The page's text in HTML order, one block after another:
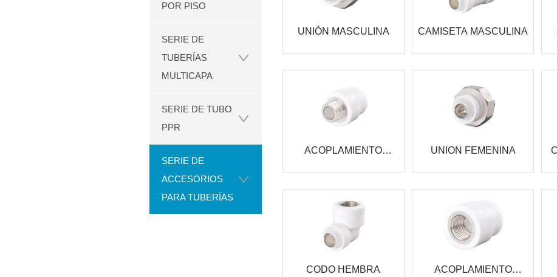
POR PISO
SERIE DE
TUBERÍAS
MULTICAPA
SERIE DE TUBO
PPR
SERIE DE
ACCESORIOS
PARA TUBERÍAS
UNIÓN MASCULINA CAMISETA MASCULINA
ACOPLAMIENTO
MASCULINO
UNION FEMENINA
CODO HEMBRA ACOPLAMIENTO